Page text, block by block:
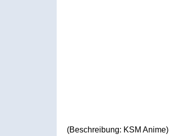
(Beschreibung: KSM Anime)